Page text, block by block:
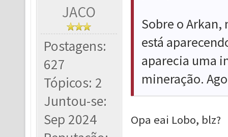
JACO
Postagens:
627
Tópicos: 2
Juntou-se:
Sep 2024
Sobre o Arkan,
está
aparecia uma
mineração.
Opa eai Lobo, blz?